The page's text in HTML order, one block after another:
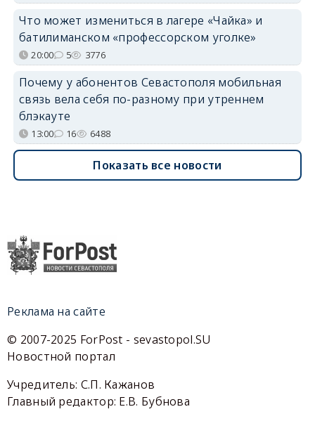
Что может измениться в лагере «Чайка» и
батилиманском «профессорском уголке»
20:00 5 3776
Почему у абонентов Севастополя мобильная
связь вела себя по-разному при утреннем
блэкауте
13:00 16 6488
Показать все новости
Реклама на сайте
© 2007-2025 ForPost - sevastopol.SU
Новостной портал
Учредитель: С.П. Кажанов
Главный редактор: Е.В. Бубнова